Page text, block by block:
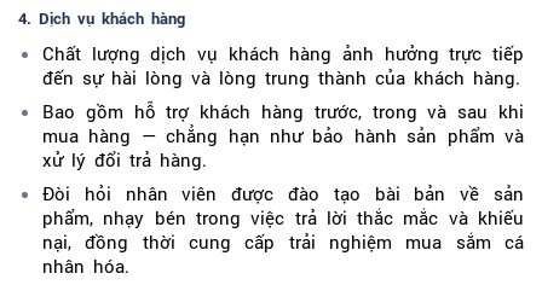
4. Dịch vụ khách hàng
Chất lượng dịch vụ khách hàng ảnh hưởng trực tiếp
đến sự hài lòng và lòng trung thành của khách hàng.
Bao gồm hỗ trợ khách hàng trước, trong và sau khi
mua hàng — chẳng hạn như bảo hành sản phẩm và
xử lý đổi trả hàng.
Đòi hỏi nhân viên được đào tạo bài bản về sản
phẩm, nhạy bén trong việc trả lời thắc mắc và khiếu
nại, đồng thời cung cấp trải nghiệm mua sắm cá
nhân hóa.